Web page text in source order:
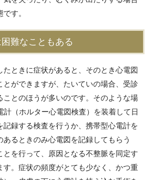
す。
難なこともある
たときに症状があると、そのとき心電図
とができますが、たいていの場合、受診
ことのほうが多いのです。そのような場
計（ホルター心電図検査）を装着して日
記録する検査を行うか、携帯型心電計を
あるときのみ心電図を記録してもらう
とを行って、原因となる不整脈を同定す
す。症状の頻度がとても少なく、かつ重